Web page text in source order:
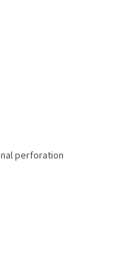
perforation